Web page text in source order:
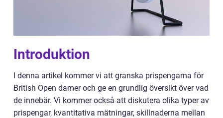
Introduktion
I denna artikel kommer vi att granska prispengarna för
British Open damer och ge en grundlig översikt över vad
de innebär. Vi kommer också att diskutera olika typer av
prispengar, kvantitativa mätningar, skillnaderna mellan